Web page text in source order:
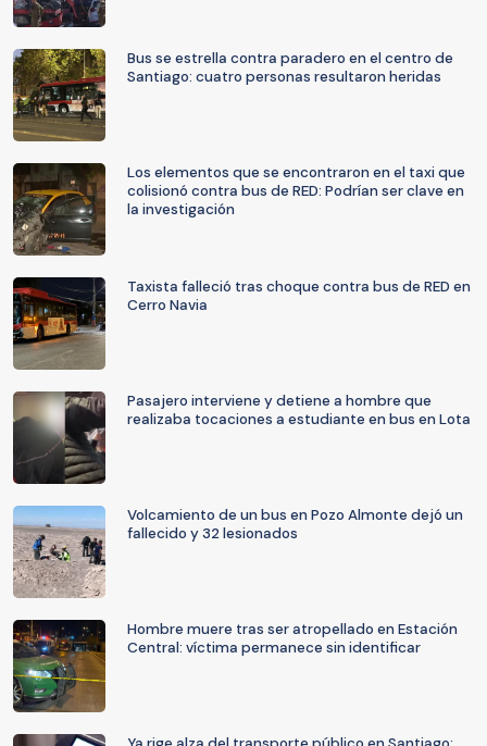
Bus se estrella contra paradero en el centro de
Santiago: cuatro personas resultaron heridas
Los elementos que se encontraron en el taxi que
colisionó contra bus de RED: Podrían ser clave en
la investigación
Taxista falleció tras choque contra bus de RED en
Cerro Navia
Pasajero interviene y detiene a hombre que
realizaba tocaciones a estudiante en bus en Lota
Volcamiento de un bus en Pozo Almonte dejó un
fallecido y 32 lesionados
Hombre muere tras ser atropellado en Estación
Central: víctima permanece sin identificar